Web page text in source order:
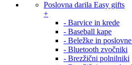
Poslovna darila Easy gifts
+
- Barvice in krede
- Baseball kape
- Beležke in
- Bluetooth zvočniki
- Brezžični polnilniki